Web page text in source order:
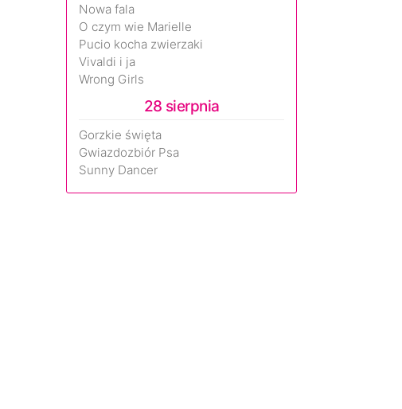
Nowa fala
O czym wie Marielle
Pucio kocha zwierzaki
Vivaldi i ja
Wrong Girls
28 sierpnia
Gorzkie święta
Gwiazdozbiór Psa
Sunny Dancer